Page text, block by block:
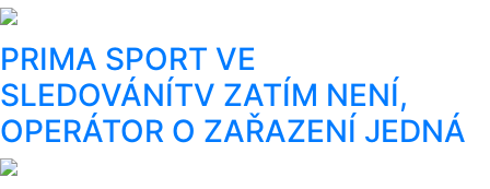
PRIMA SPORT VE
SLEDOVÁNÍTV ZATÍM NENÍ,
OPERÁTOR O ZAŘAZENÍ JEDNÁ